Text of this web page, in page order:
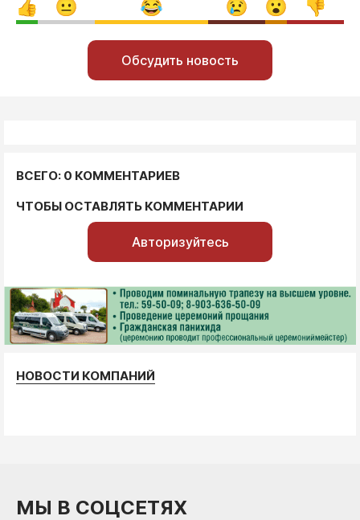
Обсудить новость
ВСЕГО: 0 КОММЕНТАРИЕВ
ЧТОБЫ ОСТАВЛЯТЬ КОММЕНТАРИИ
Авторизуйтесь
НОВОСТИ КОМПАНИЙ
МЫ В СОЦСЕТЯХ